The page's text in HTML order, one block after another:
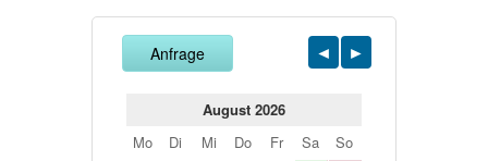
Anfrage
August 2026
Mo
Di Mi Do Fr Sa
So